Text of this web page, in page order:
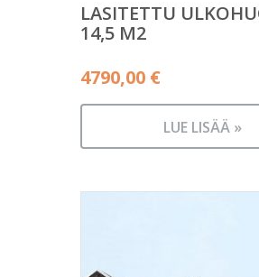
LASITETTU
14,5 M2
4790,00 €
LUE LISÄÄ »